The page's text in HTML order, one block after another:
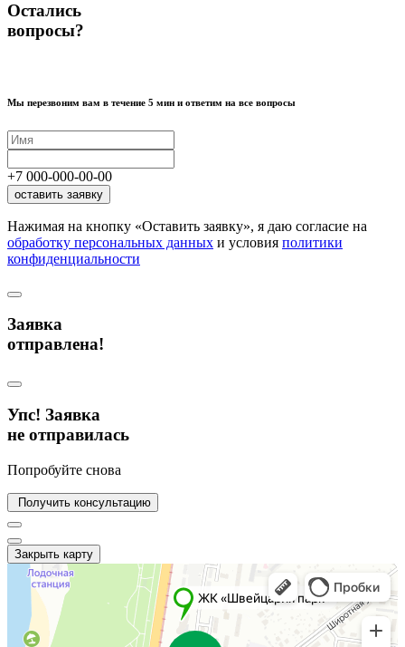
Остались
вопросы?
Мы перезвоним вам в течение 5 мин и ответим на все вопросы
+7 000-000-00-00
оставить заявку
Нажимая на кнопку «Оставить заявку», я даю согласие на
обработку персональных данных и условия политики
конфиденциальности
Заявка
отправлена!
Упс! Заявка
не отправилась
Попробуйте снова
Получить консультацию
Закрыть карту